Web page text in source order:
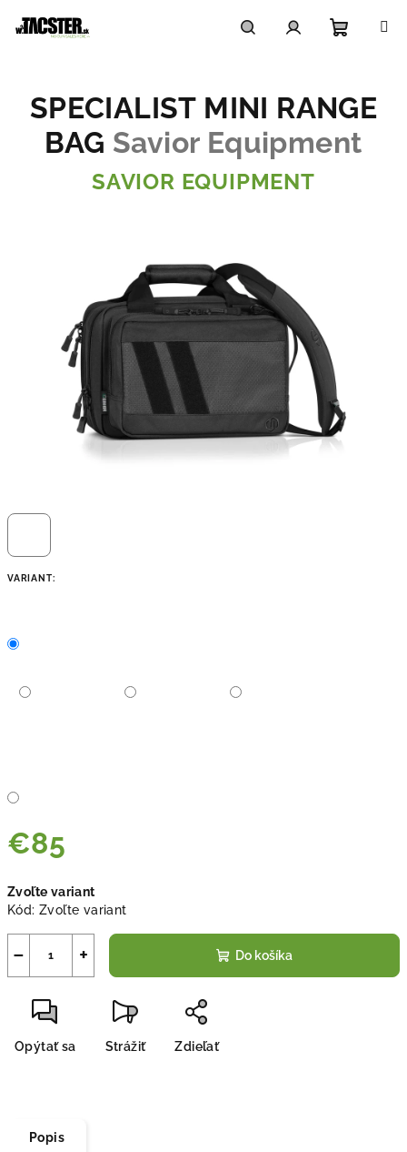
košík
VARIANT:
€85
cena:
Zvoľte variant
Kód: Zvoľte variant
+
− Do košíka
Opýtať sa Strážiť Zdieľať
SPECIALIST MINI RANGE
BAG Savior Equipment
SAVIOR EQUIPMENT
Popis